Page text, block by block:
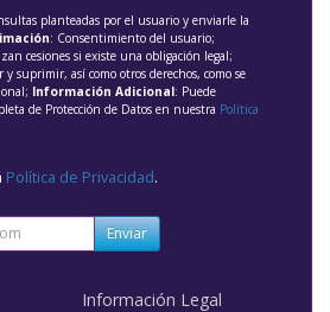
planteadas por el usuario y enviarle la
: Consentimiento del usuario;
cesiones si existe una obligación legal;
y suprimir, así como otros derechos, como se
Información Adicional: Puede
de Protección de Datos en nuestra Política
Política de Privacidad.
Enviar
Información Legal